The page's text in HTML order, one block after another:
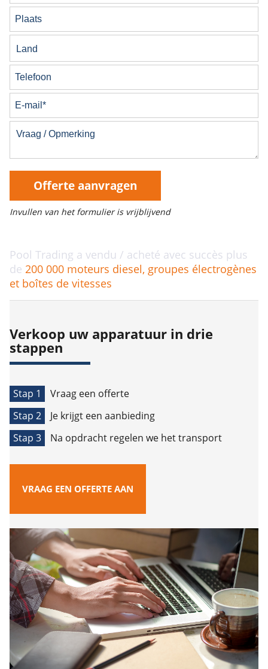
Offerte aanvragen
Invullen van het formulier is vrijblijvend
Pool Trading a vendu / acheté avec succès plus
de 200 000 moteurs diesel, groupes électrogènes
et boîtes de vitesses
Verkoop uw apparatuur in drie
stappen
Stap 1
Vraag een offerte
Stap 2
Je krijgt een aanbieding
Stap 3
Na opdracht regelen we het transport
VRAAG EEN OFFERTE AAN